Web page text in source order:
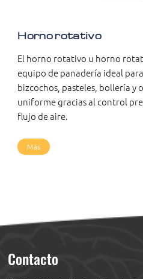
Horno rotativo
El horno rotativo u horno
equipo de panadería ideal
bizcochos, pasteles, bollería y
uniforme gracias al control
flujo de aire.
Más
Contacto